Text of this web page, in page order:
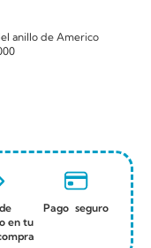
anillo de Americo
en tu
Pago seguro